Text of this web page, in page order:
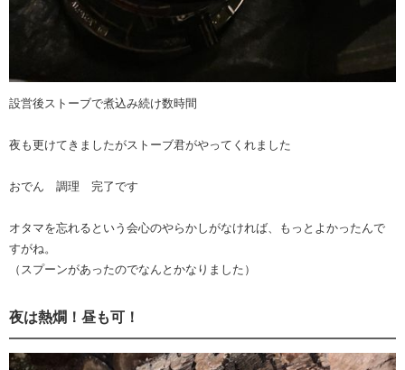
設営後ストーブで煮込み続け数時間
夜も更けてきましたがストーブ君がやってくれました
おでん 調理 完了です
オタマを忘れるという会心のやらかしがなければ、もっとよかったんで
すがね。
（スプーンがあったのでなんとかなりました）
夜は熱燗！昼も可！